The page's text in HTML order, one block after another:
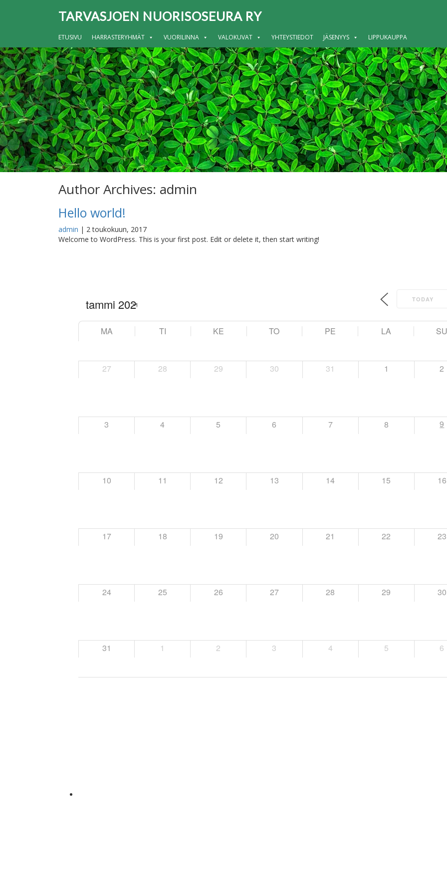
TARVASJOEN NUORISOSEURA RY
ETUSIVU HARRASTERYHMÄT VUORILINNA VALOKUVAT YHTEYSTIEDOT JÄSENYYS LIPPUKAUPPA
Author Archives: admin
Hello world!
admin | 2 toukokuun, 2017
Welcome to WordPress. This is your first post. Edit or delete it, then start writing!
TODAY
MA TI KE TO PE LA SU
27 28 29 30 31 1 2
3 4 5 6 7 8 9
10 11 12 13 14 15 16
17 18 19 20 21 22 23
24 25 26 27 28 29 30
31 1 2 3 4 5 6